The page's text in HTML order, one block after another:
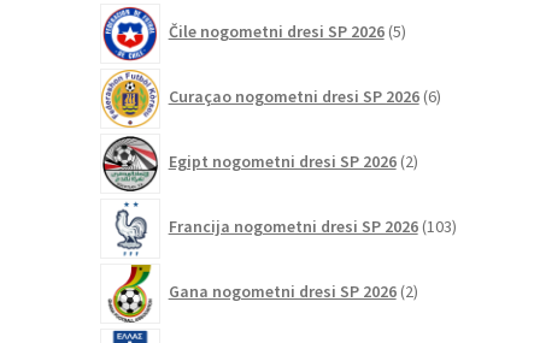
Čile nogometni dresi SP 2026 5izdelkov
Curaçao nogometni dresi SP 2026 6izdelkov
Egipt nogometni dresi SP 2026 2izdelka
Francija nogometni dresi SP 2026 103izdelki
Gana nogometni dresi SP 2026 2izdelka